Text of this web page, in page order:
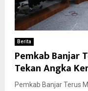
Berita
Pemkab Banjar
Tekan Angka
Pemkab Banjar Terus